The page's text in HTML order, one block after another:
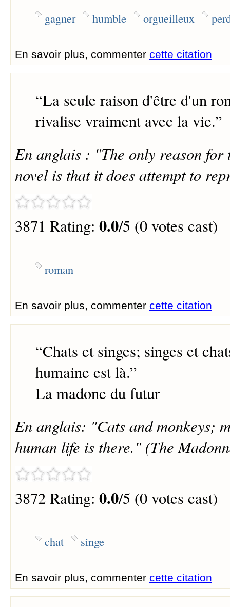
gagner humble orgueilleux
En savoir plus, commenter cette citation
“La seule raison d'être d'un
rivalise vraiment avec la vie.”
En anglais : "The only reason for
novel is that it does attempt to
3871 Rating: 0.0/5 (0 votes cast)
roman
En savoir plus, commenter cette citation
“Chats et singes; singes et
humaine est là.”
La madone du futur
En anglais: "Cats and monkeys;
human life is there." (The
3872 Rating: 0.0/5 (0 votes cast)
chat singe
En savoir plus, commenter cette citation